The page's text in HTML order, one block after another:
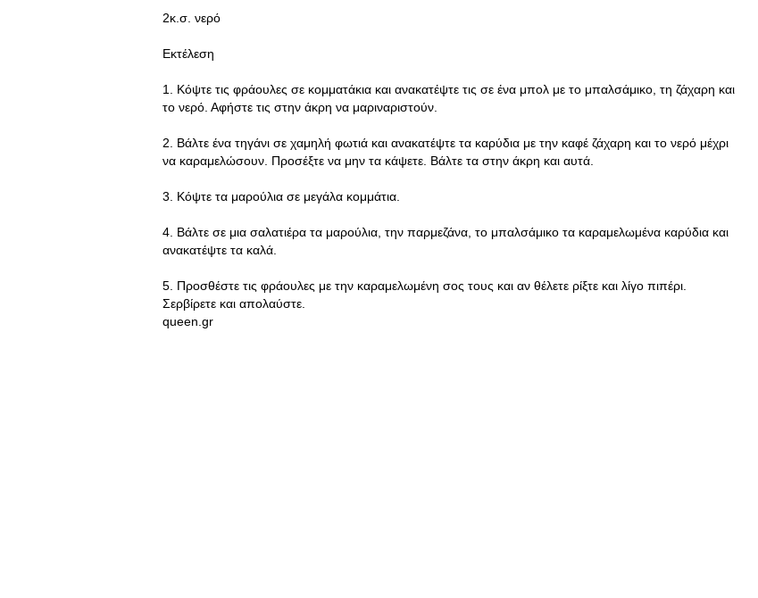
2κ.σ. νερό
Εκτέλεση
1. Κόψτε τις φράουλες σε κομματάκια και ανακατέψτε τις σε ένα μπολ με το μπαλσάμικο, τη ζάχαρη και
το νερό. Αφήστε τις στην άκρη να μαριναριστούν.
2. Βάλτε ένα τηγάνι σε χαμηλή φωτιά και ανακατέψτε τα καρύδια με την καφέ ζάχαρη και το νερό μέχρι
να καραμελώσουν. Προσέξτε να μην τα κάψετε. Βάλτε τα στην άκρη και αυτά.
3. Κόψτε τα μαρούλια σε μεγάλα κομμάτια.
4. Βάλτε σε μια σαλατιέρα τα μαρούλια, την παρμεζάνα, το μπαλσάμικο τα καραμελωμένα καρύδια και
ανακατέψτε τα καλά.
5. Προσθέστε τις φράουλες με την καραμελωμένη σος τους και αν θέλετε ρίξτε και λίγο πιπέρι.
Σερβίρετε και απολαύστε.
queen.gr